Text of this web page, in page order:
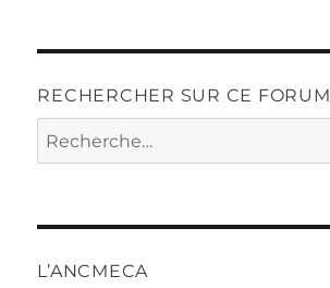
RECHERCHER SUR CE FORUM
Recherche
pour :
L’ANCMECA